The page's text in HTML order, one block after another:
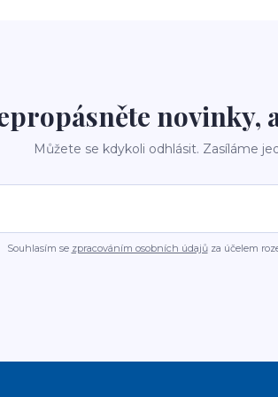
novinky,
Můžete se kdykoli odhlásit. Zasíláme
Souhlasím se zpracováním osobních údajůza účelem